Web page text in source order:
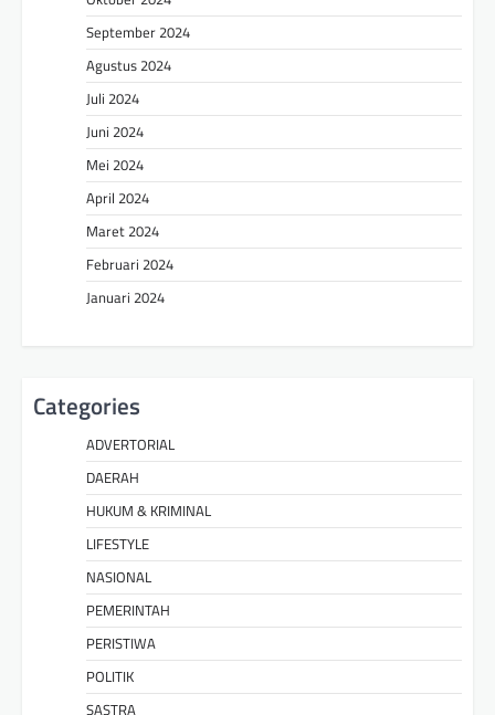
September 2024
Agustus 2024
Juli 2024
Juni 2024
Mei 2024
April 2024
Maret 2024
Februari 2024
Januari 2024
Categories
ADVERTORIAL
DAERAH
HUKUM & KRIMINAL
LIFESTYLE
NASIONAL
PEMERINTAH
PERISTIWA
POLITIK
SASTRA